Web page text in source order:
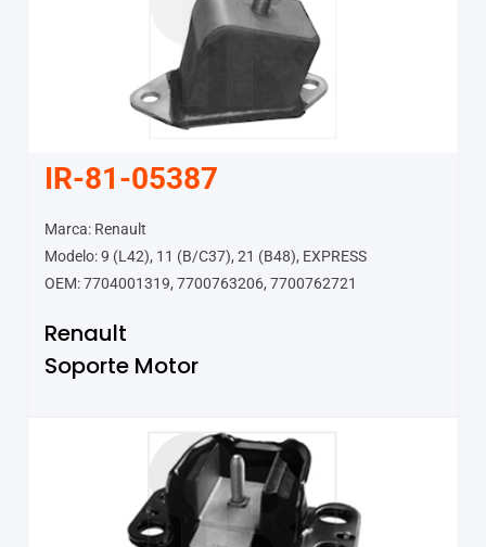
IR-81-05387
Marca: Renault
Modelo: 9 (L42), 11 (B/C37), 21 (B48), EXPRESS
OEM: 7704001319, 7700763206, 7700762721
Renault
Soporte Motor